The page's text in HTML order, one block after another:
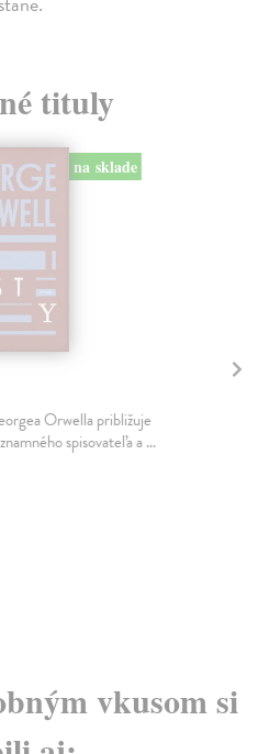
tituly
na sklade
Orwella približuje
spisovateľa a ...
vkusom si